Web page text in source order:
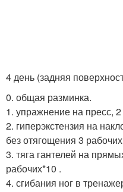
4 день (задняя
0. общая разминка.
1. упражнение на пресс,
2. гиперэкстензия на
без отягощения 3
3. тяга гантелей на
рабочих*10 .
4. сгибания ног в